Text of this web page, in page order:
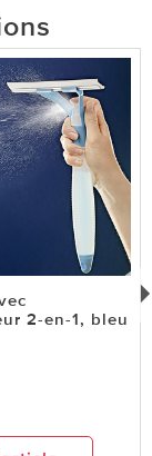
2-en-1, bleu